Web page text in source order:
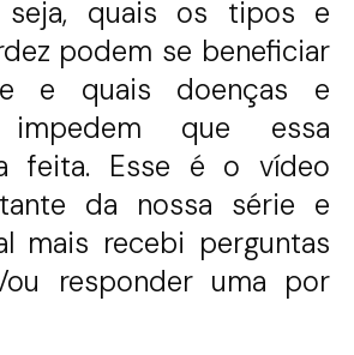
seja, quais os tipos e
podem se beneficiar
e quais doenças e
impedem que essa
feita. Esse é o vídeo
da nossa série e
mais recebi perguntas
responder uma por